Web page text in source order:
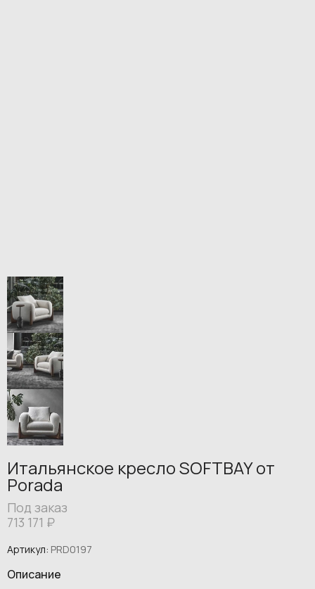
Итальянское кресло SOFTBAY от
Porada
Под заказ
713 171 ₽
Артикул: PRD0197
Описание